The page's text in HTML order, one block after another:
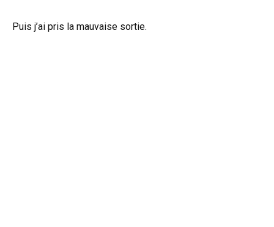
Puis j’ai pris la mauvaise sortie.